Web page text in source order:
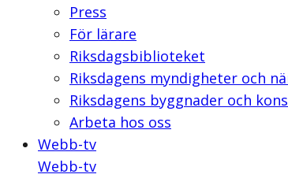
Press
För lärare
Riksdagsbiblioteket
Riksdagens myndigheter och
Riksdagens byggnader och
Arbeta hos oss
Webb-tv
Webb-tv